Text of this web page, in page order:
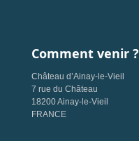
Comment venir ?
Château d’Ainay-le-Vieil
7 rue du Château
18200 Ainay-le-Vieil
FRANCE